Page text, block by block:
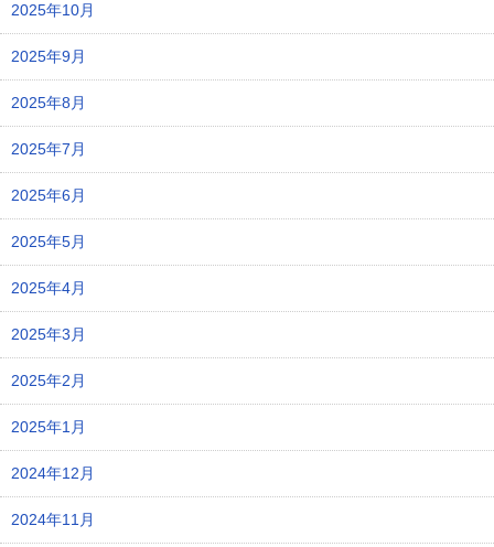
2025年10月
2025年9月
2025年8月
2025年7月
2025年6月
2025年5月
2025年4月
2025年3月
2025年2月
2025年1月
2024年12月
2024年11月